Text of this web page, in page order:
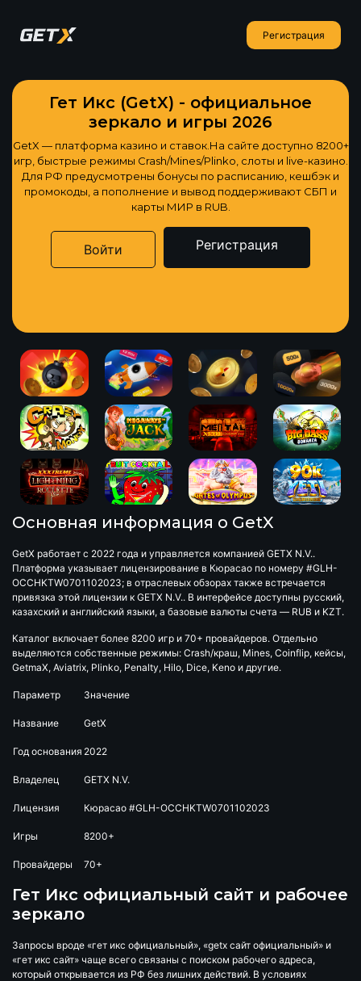
Регистрация
Гет Икс (GetX) - официальное
зеркало и игры 2026
GetX — платформа казино и ставок.На сайте доступно 8200+
игр, быстрые режимы Crash/Mines/Plinko, слоты и live-казино.
Для РФ предусмотрены бонусы по расписанию, кешбэк и
промокоды, а пополнение и вывод поддерживают СБП и
карты МИР в RUB.
Войти Регистрация
Основная информация о GetX
GetX работает с 2022 года и управляется компанией GETX N.V..
Платформа указывает лицензирование в Кюрасао по номеру #GLH-
OCCHKTW0701102023; в отраслевых обзорах также встречается
привязка этой лицензии к GETX N.V.. В интерфейсе доступны русский,
казахский и английский языки, а базовые валюты счета — RUB и KZT.
Каталог включает более 8200 игр и 70+ провайдеров. Отдельно
выделяются собственные режимы: Crash/краш, Mines, Coinflip, кейсы,
GetmaX, Aviatrix, Plinko, Penalty, Hilo, Dice, Keno и другие.
Параметр Значение
Название GetX
Год основания 2022
Владелец GETX N.V.
Лицензия Кюрасао #GLH-OCCHKTW0701102023
Игры 8200+
Провайдеры 70+
Гет Икс официальный сайт и рабочее
зеркало
Запросы вроде «гет икс официальный», «getx сайт официальный» и
«гет икс сайт» чаще всего связаны с поиском рабочего адреса,
который открывается из РФ без лишних действий. В условиях